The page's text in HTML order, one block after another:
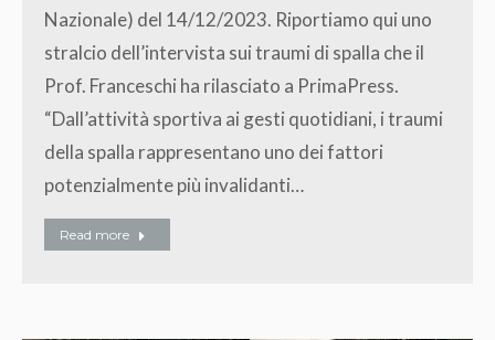
Nazionale) del 14/12/2023. Riportiamo qui uno
stralcio dell’intervista sui traumi di spalla che il
Prof. Franceschi ha rilasciato a PrimaPress.
“Dall’attività sportiva ai gesti quotidiani, i traumi
della spalla rappresentano uno dei fattori
potenzialmente più invalidanti…
Read more